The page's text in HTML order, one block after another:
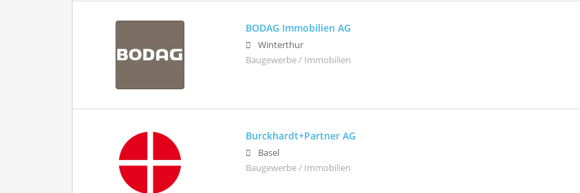
BODAG Immobilien AG
Winterthur
Baugewerbe / Immobilien
Burckhardt+Partner AG
Basel
Baugewerbe / Immobilien